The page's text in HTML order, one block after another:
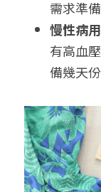
需求準
慢性病
有高血
備幾天